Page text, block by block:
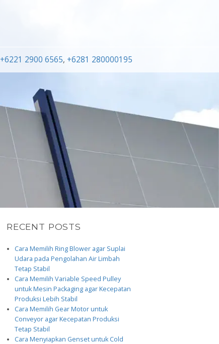
+6221 2900 6565, +6281 280000195
RECENT POSTS
Cara Memilih Ring Blower agar Suplai
Udara pada Pengolahan Air Limbah
Tetap Stabil
Cara Memilih Variable Speed Pulley
untuk Mesin Packaging agar Kecepatan
Produksi Lebih Stabil
Cara Memilih Gear Motor untuk
Conveyor agar Kecepatan Produksi
Tetap Stabil
Cara Menyiapkan Genset untuk Cold